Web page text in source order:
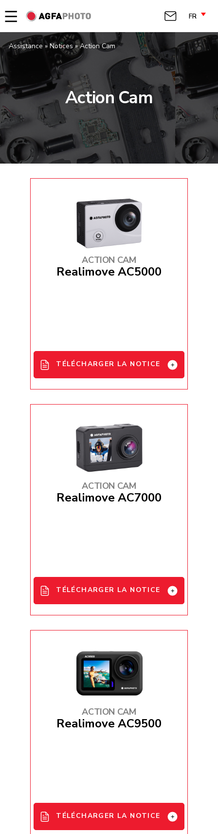
FR
Assistance » Notices » Action Cam
Action Cam
ACTION CAM
Realimove AC5000
TÉLÉCHARGER LA NOTICE
ES / IT / PT / PL / HU / CZ
French_EU_Declaration_Conformity
_AgfaPhoto_AC5000
ACTION CAM
Realimove AC7000
TÉLÉCHARGER LA NOTICE
ES / IT / PT / HU
AC7000 User Manuel - PL
AC7000 User Manuel - RO
FR_UE_Declaration_de_Conformite_
ACTION CAM
Realimove AC9500
TÉLÉCHARGER LA NOTICE